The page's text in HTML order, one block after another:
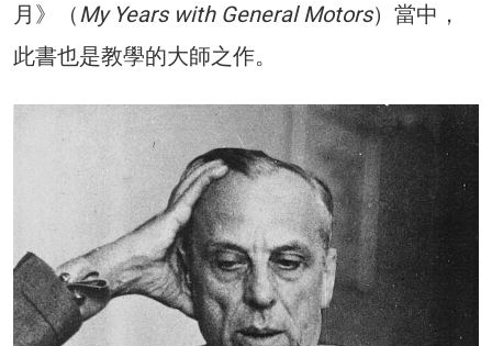
月》（My Years with General Motors）當中，
此書也是教學的大師之作。